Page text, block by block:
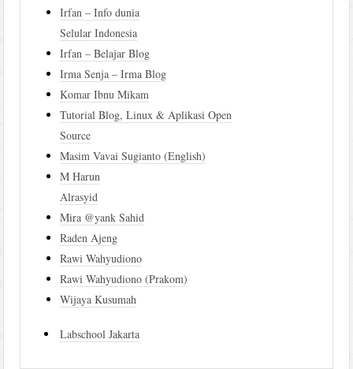
Irfan – Info dunia
Selular Indonesia
Irfan – Belajar Blog
Irma Senja – Irma Blog
Komar Ibnu Mikam
Tutorial Blog, Linux & Aplikasi Open
Source
Masim Vavai Sugianto (English)
M Harun
Alrasyid
Mira @yank Sahid
Raden Ajeng
Rawi Wahyudiono
Rawi Wahyudiono (Prakom)
Wijaya Kusumah
Labschool Jakarta